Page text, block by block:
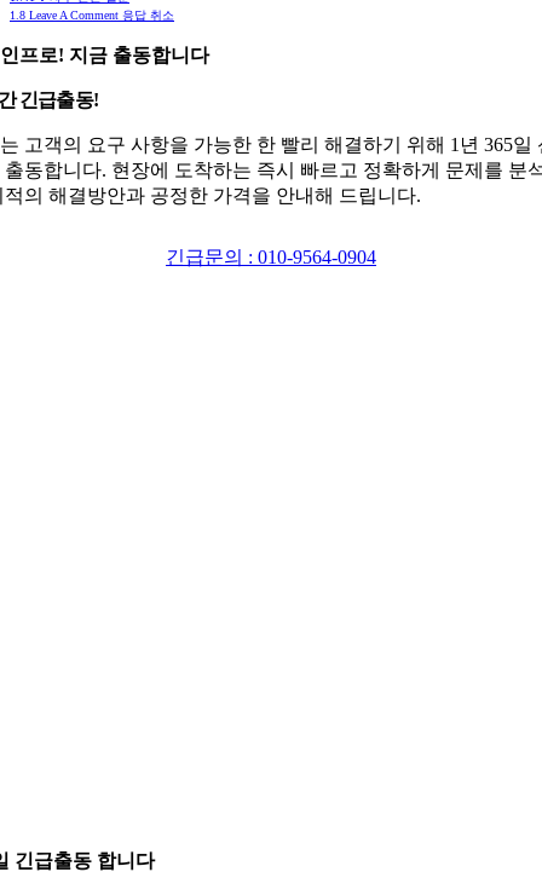
1.8 Leave A Comment 응답 취소
프로! 지금 출동합니다
긴급출동!
고객의 요구 사항을 가능한 한 빨리 해결하기 위해 1년 365일
출동합니다. 현장에 도착하는 즉시 빠르고 정확하게 문제를 분
적의 해결방안과 공정한 가격을 안내해 드립니다.
긴급문의 : 010-9564-0904
긴급출동 합니다